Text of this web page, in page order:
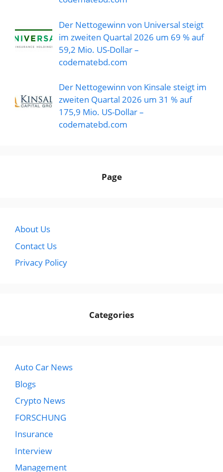
Der Nettogewinn von Universal steigt
im zweiten Quartal 2026 um 69 % auf
59,2 Mio. US-Dollar –
codematebd.com
Der Nettogewinn von Kinsale steigt im
zweiten Quartal 2026 um 31 % auf
175,9 Mio. US-Dollar –
codematebd.com
Page
About Us
Contact Us
Privacy Policy
Categories
Auto Car News
Blogs
Crypto News
FORSCHUNG
Insurance
Interview
Management